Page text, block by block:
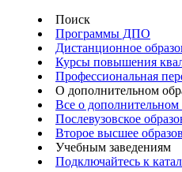
Поиск
Программы ДПО
Дистанционное
Курсы повышения
Профессиональная
О дополнительном
Все о дополнительном
Послевузовское
Второе высшее
Учебным заведениям
Подключайтесь к